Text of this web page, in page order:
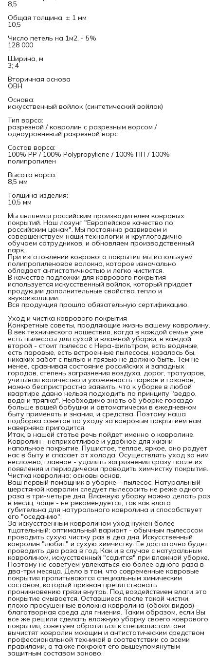
8,5
Общая толщина, ± 1 мм
10,5
Число петель на 1м2, - 5%
128 000
Ширина, м
3; 4
Вторичная основа
ОВН
Основа:
искусственный войлок (синтетический войлок)
Тип ворса:
разрезной / ковролин с разрезным ворсом /
одноуровневый разрезной ворс
Состав ворса:
100% PP / 100% Polypropyliene / 100% ПП / 100%
полипропилен
Высота ворса:
8,5 мм
Толщина изделия:
10,5 мм
Мы являемся российским производителем ковровых
покрытий. Наш лозунг "Европейское качество по
российским ценам". Мы постоянно развиваем и
совершенствуем наши технологии и круглогодично
обучаем сотрудников, и обновляем производственный
парк.
При изготовлении коврового покрытия мы используем
полипропиленовое волокно, которое изначально
обладает антистатичностью и легко чистится.
В качестве подложки для коврового покрытия
используется искусственный войлок, который придает
продукции дополнительные свойства тепло и
звукоизоляции.
Вся продукция прошла обязательную сертификацию.
Уход и чистка коврового покрытия
Конкретные советы, продляющие жизнь вашему ковролину.
В век технического нашествия, когда в каждой семье уже
есть пылесосы для сухой и влажной уборки, в каждой
второй - стоит пылесос с Hepa-фильтром, есть водяные,
есть паровые, есть встроенные пылесосы, казалось бы,
никаких забот с пылью и грязью не должно быть. Тем не
менее, сравнивая состояние российских и западных
городов, степень загрязнения воздуха, дорог, тротуаров,
учитывая количество и ухоженность парков и газонов,
можно беспристрастно заявить, что к уборке в любой
квартире давно нельзя подходить по принципу "ведро,
вода и тряпка". Необходимо знать об уборке гораздо
больше вашей бабушки и автоматически в ежедневном
быту применять и знания, и средства. Поэтому наша
подборка советов по уходу за ковровым покрытием вам
наверняка пригодится.
Итак, в нашей статье речь пойдет именно о ковролине.
Ковролин - неприхотливое и удобное для жизни
напольное покрытие. Пушистое, теплое, яркое, оно радует
нас в быту и спасает от холода. Осуществлять уход за ним
несложно, главное - удалять загрязнения сразу после их
появления и периодически проводить химчистку покрытия.
Чистка ковролина: основы основ.
Ваш первый помощник в уборке – пылесос. Натуральный
шерстяной ковролин следует пылесосить не реже одного
раза в три-четыре дня. Влажную уборку можно делать раз
в месяц, чаще - не рекомендуется, так как влага
губительна для натурального ковролина и способствует
его "оседанию".
За искусственным ковролином уход нужен более
тщательный: оптимальный вариант - обычным пылесосом
проводить сухую чистку раз в два дня. Искусственный
ковролин "любит" и сухую химчистку. Ее достаточно будет
проводить два раза в год. Как и в случае с натуральным
ковролином, искусственный "садится" при влажной уборке.
Поэтому не советуем увлекаться ею более одного раза в
два-три месяца. Дело в том, что современные ковровые
покрытия пропитываются специальным химическим
составом, который призван препятствовать
проникновению грязи внутрь. Под воздействием влаги это
покрытие смывается. Оставшиеся после такой чистки,
плохо просушенные волокна ковролина (обоих видов) -
благотворная среда для гниения. Таким образом, если Вы
все же решили сделать влажную уборку своего коврового
покрытия, советуем обратиться к специалистам: они
вычистят ковролин моющим и антистатическим средством
профессиональной техникой в соответствии со всеми
правилами, а также покроют его вышеупомянутым
защитным составом заново.